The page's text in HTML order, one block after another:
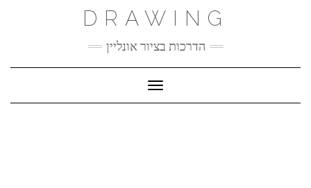
DRAWING
הדרכות בציור אונליין
Toggle Navigation